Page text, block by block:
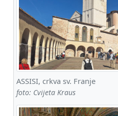
ASSISI, crkva sv. Franje
foto: Cvijeta Kraus